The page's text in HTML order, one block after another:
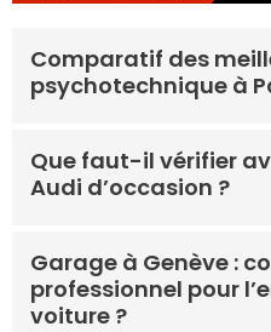
Comparatif des
psychotechnique à
Que faut-il vérifier
Audi d’occasion ?
Garage à Genève :
professionnel pour
voiture ?